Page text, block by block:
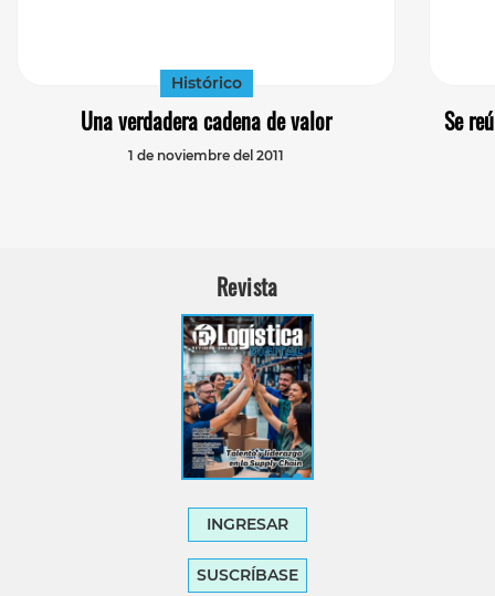
Histórico
Una verdadera cadena de valor
1 de noviembre del 2011
Se
Revista
INGRESAR
SUSCRÍBASE